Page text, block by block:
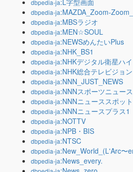
dbpedia-ja:L字型画面
dbpedia-ja:MAZDA_Zoom-
dbpedia-ja:MBSラジオ
dbpedia-ja:MEN☆SOUL
dbpedia-ja:NEWSめんたいPlus
dbpedia-ja:NHK_BS1
dbpedia-ja:NHKデジタル衛星ハ
dbpedia-ja:NHK総合テレビジョン
dbpedia-ja:NNN_JUST_NEWS
dbpedia-ja:NNNスポーツニュース
dbpedia-ja:NNNニューススポット
dbpedia-ja:NNNニュースプラス1
dbpedia-ja:NOTTV
dbpedia-ja:NPB・BIS
dbpedia-ja:NTSC
dbpedia-ja:New_World_(L'Arc〜
dbpedia-ja:News_every.